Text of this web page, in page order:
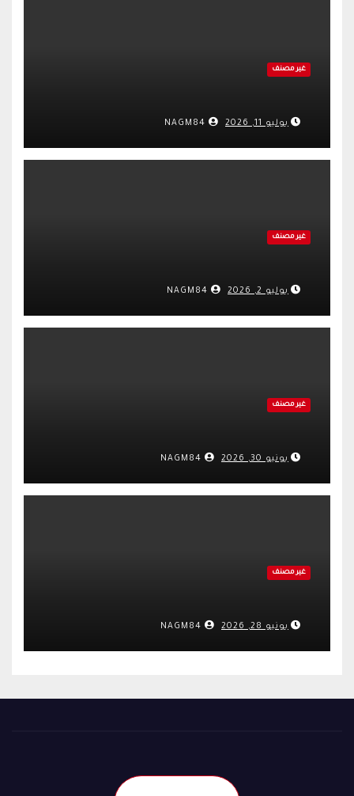
غير مصنف
يوليو 11, 2026
غير مصنف
يوليو 2, 2026
غير مصنف
يونيو 30, 2026
غير مصنف
يونيو 28, 2026